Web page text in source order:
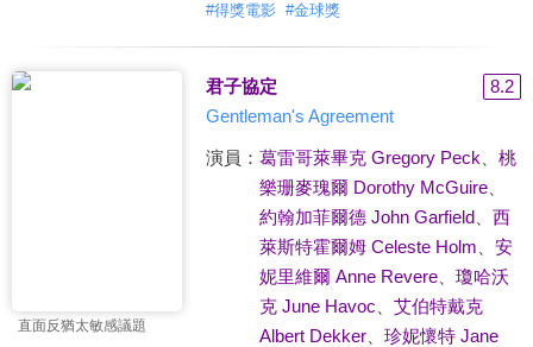
#得獎電影 #金球獎
直面反猶太敏感議題
君子協定
8.2
Gentleman's Agreement
演員： 葛雷哥萊畢克 Gregory Peck
桃
樂珊麥瑰爾 Dorothy McGuire、
約翰加菲爾德 John Garfield、 西
萊斯特霍爾姆 Celeste Holm
安
妮里維爾 Anne Revere、 瓊哈沃
克 June Havoc
艾伯特戴克
Albert Dekker、 珍妮懷特 Jane